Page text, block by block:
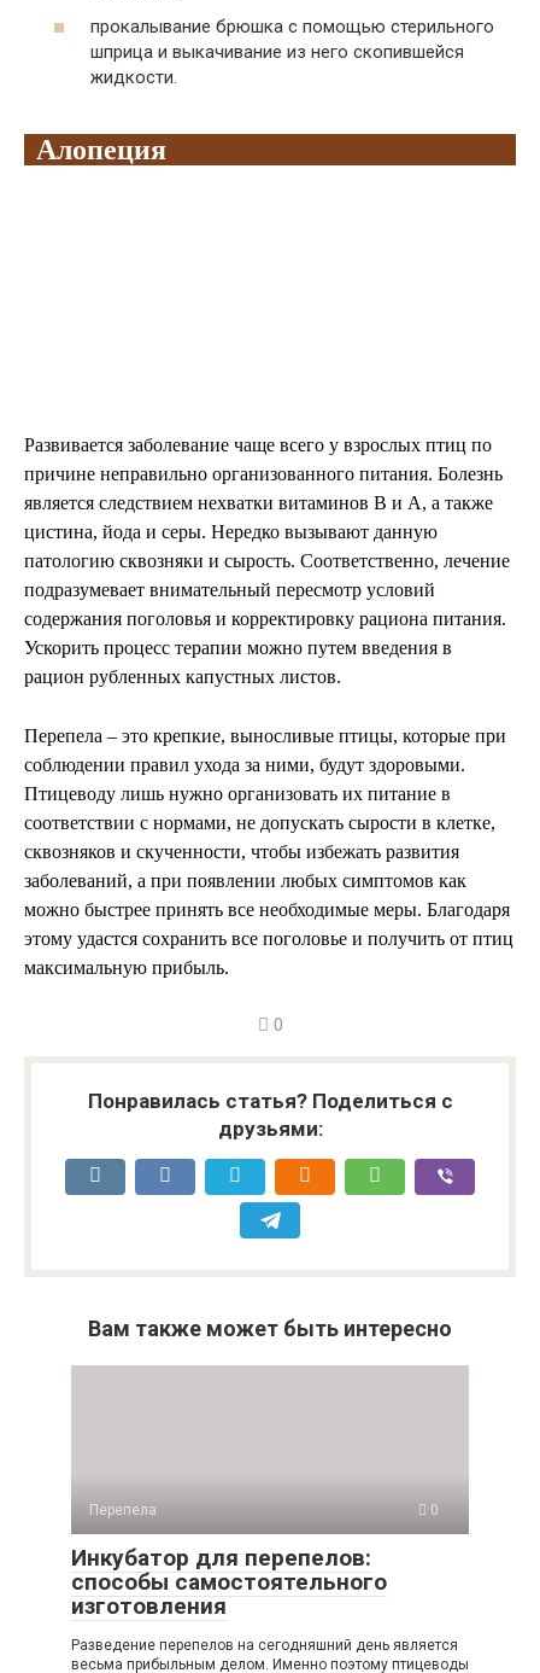
прокалывание брюшка с помощью стерильного
шприца и выкачивание из него скопившейся
жидкости.
Алопеция
Развивается заболевание чаще всего у взрослых птиц по
причине неправильно организованного питания. Болезнь
является следствием нехватки витаминов В и А, а также
цистина, йода и серы. Нередко вызывают данную
патологию сквозняки и сырость. Соответственно, лечение
подразумевает внимательный пересмотр условий
содержания поголовья и корректировку рациона питания.
Ускорить процесс терапии можно путем введения в
рацион рубленных капустных листов.
Перепела – это крепкие, выносливые птицы, которые при
соблюдении правил ухода за ними, будут здоровыми.
Птицеводу лишь нужно организовать их питание в
соответствии с нормами, не допускать сырости в клетке,
сквозняков и скученности, чтобы избежать развития
заболеваний, а при появлении любых симптомов как
можно быстрее принять все необходимые меры. Благодаря
этому удастся сохранить все поголовье и получить от птиц
максимальную прибыль.
0
Понравилась статья? Поделиться с
друзьями:
Вам также может быть интересно
Перепела 0
Инкубатор для перепелов:
способы самостоятельного
изготовления
Разведение перепелов на сегодняшний день является
весьма прибыльным делом. Именно поэтому птицеводы